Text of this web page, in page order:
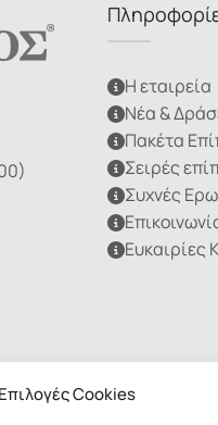
Επιλογές Cookies
Η εταιρεία
Νέα &
Πακέτα
Σειρές
Συχνές
Ευκαιρίες